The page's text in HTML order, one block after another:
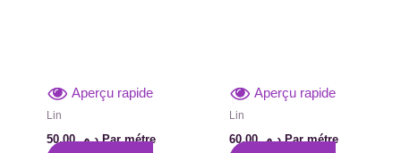
Aperçu rapide
Lin
د.م.50,00
Par métre
Aperçu rapide
Lin
د.م.60,00
Par métre